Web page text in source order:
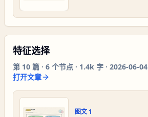
特征选择
第 10 篇 · 6 个节点 · 1.4k 字 · 2026-06-04
打开文章
图文 1